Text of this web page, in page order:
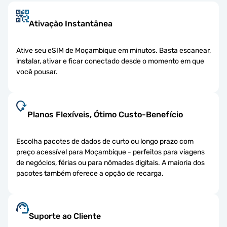
Ativação Instantânea
Ative seu eSIM de Moçambique em minutos. Basta escanear,
instalar, ativar e ficar conectado desde o momento em que
você pousar.
Planos Flexíveis, Ótimo Custo-Benefício
Escolha pacotes de dados de curto ou longo prazo com
preço acessível para Moçambique - perfeitos para viagens
de negócios, férias ou para nômades digitais. A maioria dos
pacotes também oferece a opção de recarga.
Suporte ao Cliente